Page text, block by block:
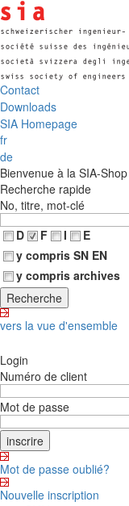
Contact
Downloads
SIA Homepage
fr
de
Bienvenue à la SIA-Shop
Recherche rapide
No, titre, mot-clé
D
F I
E
y compris SN EN
y compris archives
vers la vue d'ensemble
Login
Numéro de client
Mot de passe
Mot de passe oublié?
Nouvelle inscription